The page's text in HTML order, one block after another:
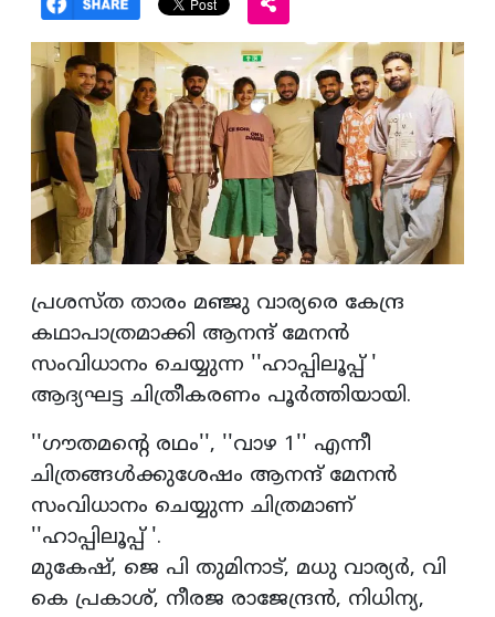
പ്രശസ്ത താരം മഞ്ജു വാര്യരെ കേന്ദ്ര
കഥാപാത്രമാക്കി ആനന്ദ് മേനന്‍
സംവിധാനം ചെയ്യുന്ന ''ഹാപ്പിലൂപ്പ് '
ആദ്യഘട്ട ചിത്രീകരണം പൂര്‍ത്തിയായി.
''ഗൗതമന്റെ രഥം'', ''വാഴ 1'' എന്നീ
ചിത്രങ്ങള്‍ക്കുശേഷം ആനന്ദ് മേനന്‍
സംവിധാനം ചെയ്യുന്ന ചിത്രമാണ്
''ഹാപ്പിലൂപ്പ് '.
മുകേഷ്, ജെ പി തുമിനാട്, മധു വാര്യര്‍, വി
കെ പ്രകാശ്, നീരജ രാജേന്ദ്രന്‍, നിധിന്യ,